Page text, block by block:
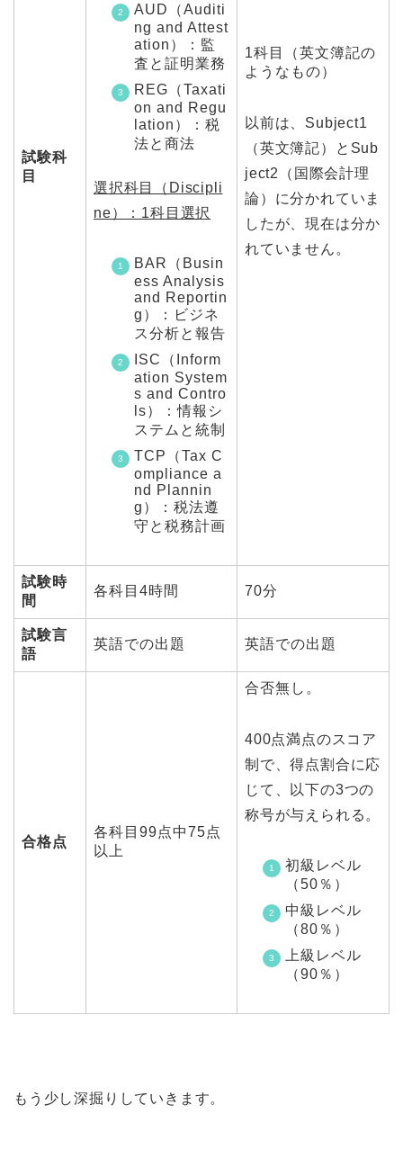
試験科
目
AUD（Auditi
ng and Attest
ation）：監
査と証明業務
REG（Taxati
on and Regu
lation）：税
法と商法
選択科目（Discipli
ne）：1科目選択
BAR（Busin
ess Analysis
and Reportin
g）：ビジネ
ス分析と報告
ISC（Inform
ation System
s and Contro
ls）：情報シ
ステムと統制
TCP（Tax C
ompliance a
nd Plannin
g）：税法遵
守と税務計画
1科目（英文簿記の
ようなもの）
以前は、Subject1
（英文簿記）とSub
ject2（国際会計理
論）に分かれていま
したが、現在は分か
れていません。
試験時
間
各科目4時間 70分
試験言
語
英語での出題 英語での出題
合格点
各科目99点中75点
以上
合否無し。
400点満点のスコア
制で、得点割合に応
じて、以下の3つの
称号が与えられる。
初級レベル
（50％）
中級レベル
（80％）
上級レベル
（90％）
もう少し深掘りしていきます。